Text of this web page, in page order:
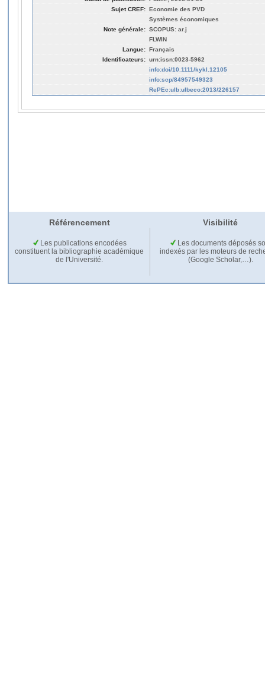
Sujet CREF: Economie des PVD
Systèmes économiques
Note générale: SCOPUS: ar.j
FLWIN
Langue: Français
Identificateurs: urn:issn:0023-5962
info:doi/10.1111/kykl.12105
info:scp/84957549323
RePEc:ulb:ulbeco:2013/226157
Référencement Visibilité
Les publications encodées
constituent la bibliographie académique
de l'Université.
Les documents déposés
indexés par les moteurs de
(Google Scholar,…).